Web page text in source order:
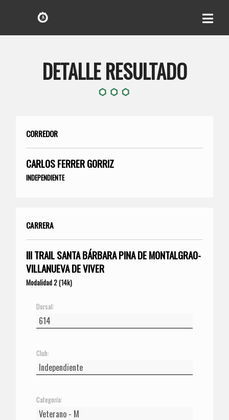
DETALLE RESULTADO
CORREDOR
CARLOS FERRER GORRIZ
INDEPENDIENTE
CARRERA
III TRAIL SANTA BÁRBARA PINA DE MONTALGRAO-
VILLANUEVA DE VIVER
Modalidad 2 (14k)
Dorsal:
Club:
Categoría: